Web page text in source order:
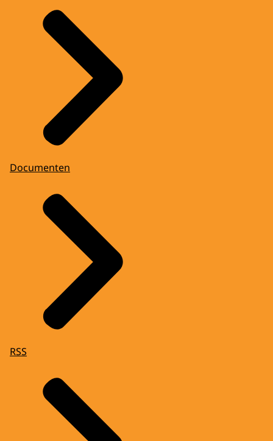
Documenten
RSS